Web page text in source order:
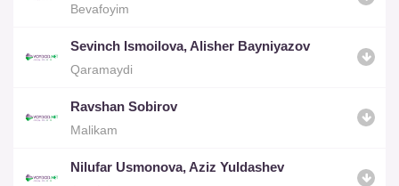
Bevafoyim
Sevinch Ismoilova, Alisher Bayniyazov
Qaramaydi
Ravshan Sobirov
Malikam
Nilufar Usmonova, Aziz Yuldashev